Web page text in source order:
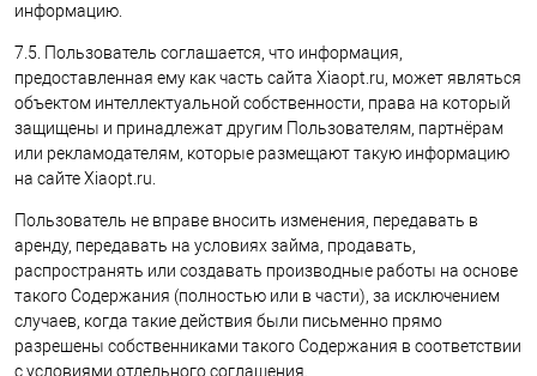
информацию.
7.5. Пользователь соглашается, что информация,
предоставленная ему как часть сайта Xiaopt.ru, может являться
объектом интеллектуальной собственности, права на который
защищены и принадлежат другим Пользователям, партнёрам
или рекламодателям, которые размещают такую информацию
на сайте Xiaopt.ru.
Пользователь не вправе вносить изменения, передавать в
аренду, передавать на условиях займа, продавать,
распространять или создавать производные работы на основе
такого Содержания (полностью или в части), за исключением
случаев, когда такие действия были письменно прямо
разрешены собственниками такого Содержания в соответствии
с условиями отдельного соглашения.